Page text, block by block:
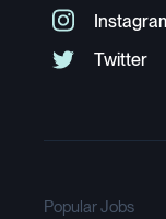
Popular Jobs